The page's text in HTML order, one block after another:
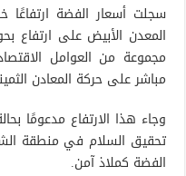
سجلت أسعار الفضة ارتفاعًا
مجموعة من العوامل
مباشر على حركة المعادن
وجاء هذا الارتفاع مدعومًا
تحقيق السلام في منطقة
الفضة كملاذ آمن.